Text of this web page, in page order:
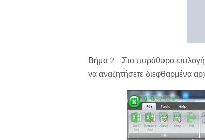
Βήμα 2
Στο παράθυρο επιλογή
να αναζητήσετε διεφθαρμένα